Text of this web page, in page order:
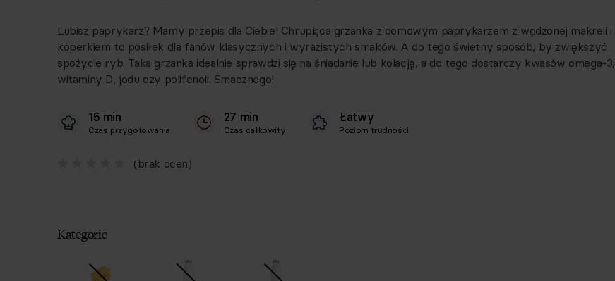
Lubisz paprykarz? Mamy przepis dla Ciebie! Chrupiąca grzanka z domowym paprykarzem z wędzonej makreli i
koperkiem to posiłek dla fanów klasycznych i wyrazistych smaków. A do tego świetny sposób, by zwiększyć
spożycie ryb. Taka grzanka idealnie sprawdzi się na śniadanie lub kolację, a do tego dostarczy kwasów omega-3,
witaminy D, jodu czy polifenoli. Smacznego!
15 min
Czas przygotowania
27 min
Czas całkowity
Łatwy
Poziom trudności
(brak ocen)
Kategorie